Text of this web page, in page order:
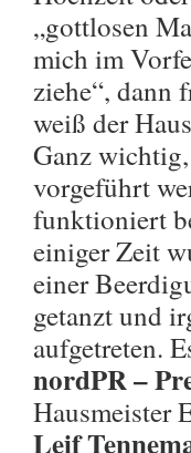
„gottlosen
mich im
ziehe“, dann
weiß der
Ganz
vorgeführt
funktioniert
einiger Zeit
einer
getanzt und
aufgetreten.
nordPR –
Hausmeister
Leif